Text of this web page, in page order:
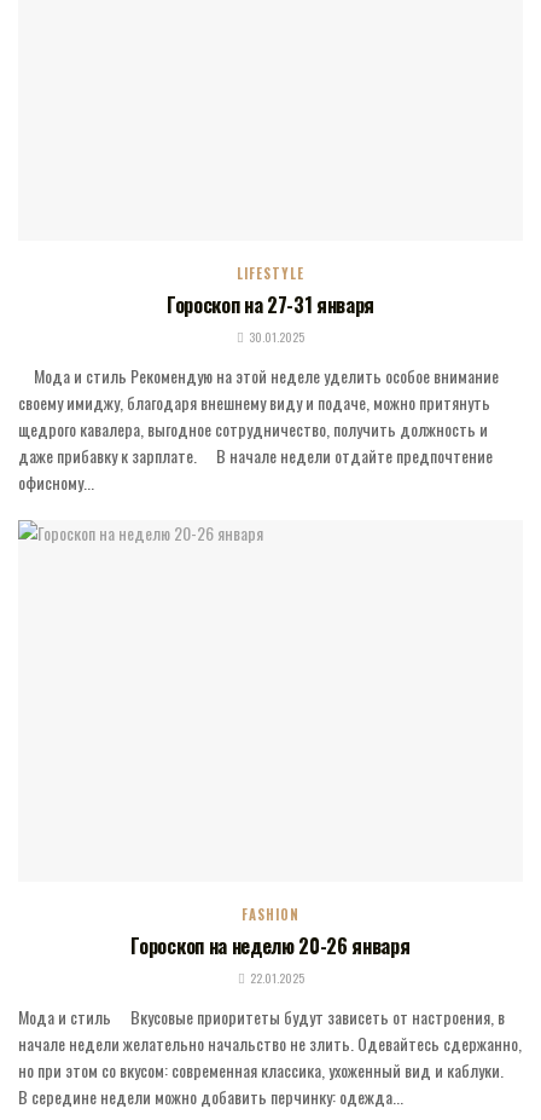
LIFESTYLE
Гороскоп на 27-31 января
30.01.2025
⠀ Мода и стиль Рекомендую на этой неделе уделить особое внимание
своему имиджу, благодаря внешнему виду и подаче, можно притянуть
щедрого кавалера, выгодное сотрудничество, получить должность и
даже прибавку к зарплате. ⠀ В начале недели отдайте предпочтение
офисному...
FASHION
Гороскоп на неделю 20-26 января
22.01.2025
Мода и стиль ⠀ Вкусовые приоритеты будут зависеть от настроения, в
начале недели желательно начальство не злить. Одевайтесь сдержанно,
но при этом со вкусом: современная классика, ухоженный вид и каблуки. ⠀
В середине недели можно добавить перчинку: одежда...